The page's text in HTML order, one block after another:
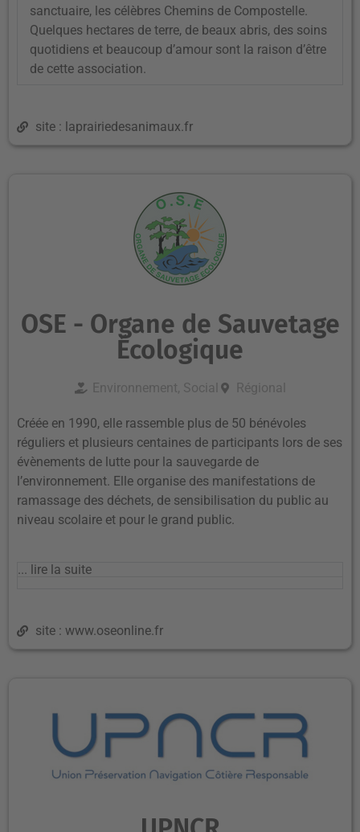
sanctuaire, les célèbres Chemins de Compostelle.
Quelques hectares de terre, de beaux abris, des soins
quotidiens et beaucoup d’amour sont la raison d’être
de cette association.
site : laprairiedesanimaux.fr
OSE - Organe de Sauvetage
Écologique
Environnement, Social Régional
Créée en 1990, elle rassemble plus de 50 bénévoles
réguliers et plusieurs centaines de participants lors de ses
évènements de lutte pour la sauvegarde de
l’environnement. Elle organise des manifestations de
ramassage des déchets, de sensibilisation du public au
niveau scolaire et pour le grand public.
... lire la suite
site : www.oseonline.fr